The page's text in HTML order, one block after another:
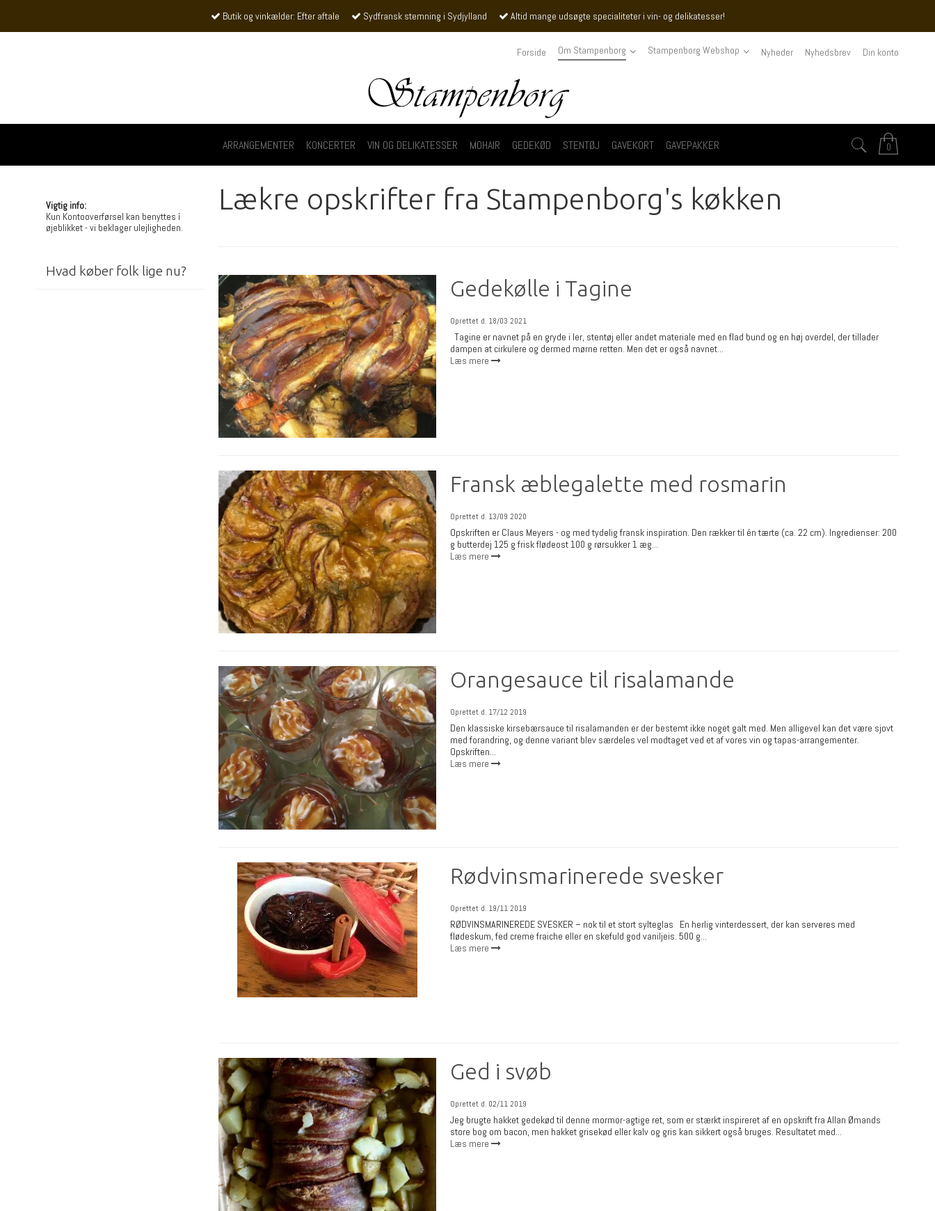
Butik og vinkælder: Efter aftale Sydfransk stemning i Sydjylland Altid mange udsøgte specialiteter i vin- og delikatesser!
Forside Om Stampenborg Stampenborg Webshop Nyheder Nyhedsbrev Din konto
0
ARRANGEMENTER KONCERTER VIN OG DELIKATESSER MOHAIR GEDEKØD STENTØJ GAVEKORT GAVEPAKKER
Vigtig info:
Kun Kontooverførsel kan benyttes í
øjeblikket - vi beklager ulejligheden.
Hvad køber folk lige nu?
Lækre opskrifter fra Stampenborg's køkken
Gedekølle i Tagine
Oprettet d. 18/03 2021
Tagine er navnet på en gryde i ler, stentøj eller andet materiale med en flad bund og en høj overdel, der tillader
dampen at cirkulere og dermed mørne retten. Men det er også navnet...
Læs mere
Fransk æblegalette med rosmarin
Oprettet d. 13/09 2020
Opskriften er Claus Meyers - og med tydelig fransk inspiration. Den rækker til én tærte (ca. 22 cm). Ingredienser: 200
g butterdej 125 g frisk flødeost 100 g rørsukker 1 æg...
Læs mere
Orangesauce til risalamande
Oprettet d. 17/12 2019
Den klassiske kirsebærsauce til risalamanden er der bestemt ikke noget galt med. Men alligevel kan det være sjovt
med forandring, og denne variant blev særdeles vel modtaget ved et af vores vin og tapas-arrangementer.
Opskriften...
Læs mere
Rødvinsmarinerede svesker
Oprettet d. 19/11 2019
RØDVINSMARINEREDE SVESKER – nok til et stort sylteglas En herlig vinterdessert, der kan serveres med
flødeskum, fed creme fraiche eller en skefuld god vaniljeis. 500 g...
Læs mere
Ged i svøb
Oprettet d. 02/11 2019
Jeg brugte hakket gedekød til denne mormor-agtige ret, som er stærkt inspireret af en opskrift fra Allan Ømands
store bog om bacon, men hakket grisekød eller kalv og gris kan sikkert også bruges. Resultatet med...
Læs mere